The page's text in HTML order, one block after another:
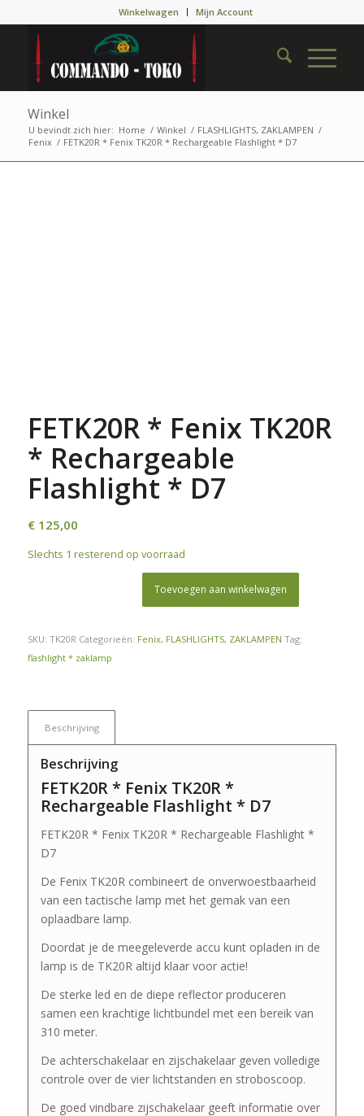
Winkelwagen Mijn Account
Winkel
U bevindt zich hier: Home / Winkel / FLASHLIGHTS, ZAKLAMPEN /
Fenix / FETK20R * Fenix TK20R * Rechargeable Flashlight * D7
FETK20R * Fenix TK20R
* Rechargeable
Flashlight * D7
€125,00
Slechts 1 resterend op voorraad
Toevoegen aan winkelwagen
SKU: TK20R Categorieën: Fenix, FLASHLIGHTS, ZAKLAMPEN Tag:
flashlight * zaklamp
Beschrijving
Beschrijving
FETK20R * Fenix TK20R *
Rechargeable Flashlight * D7
FETK20R * Fenix TK20R * Rechargeable Flashlight *
D7
De Fenix TK20R combineert de onverwoestbaarheid
van een tactische lamp met het gemak van een
oplaadbare lamp.
Doordat je de meegeleverde accu kunt opladen in de
lamp is de TK20R altijd klaar voor actie!
De sterke led en de diepe reflector produceren
samen een krachtige lichtbundel met een bereik van
310 meter.
De achterschakelaar en zijschakelaar geven volledige
controle over de vier lichtstanden en stroboscoop.
De goed vindbare zijschakelaar geeft informatie over